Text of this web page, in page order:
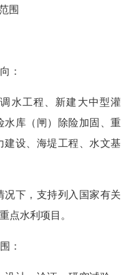
围
：
水工程、新建大中型灌
水库（闸）除险加固、重
建设、海堤工程、水文基
况下，支持列入国家有关
点水利项目。
：